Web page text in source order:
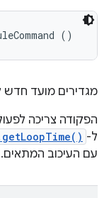
()
מגדירים מועד
הפקודה צריכה
ל-
עם העיכוב המתאים.